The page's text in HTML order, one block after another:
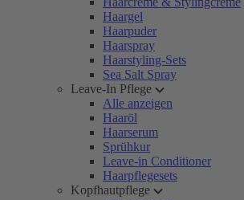
Haargel
Haarpuder
Haarspray
Haarstyling-Sets
Sea Salt Spray
Leave-In Pflege
Alle anzeigen
Haaröl
Haarserum
Sprühkur
Leave-in Conditioner
Haarpflegesets
Kopfhautpflege